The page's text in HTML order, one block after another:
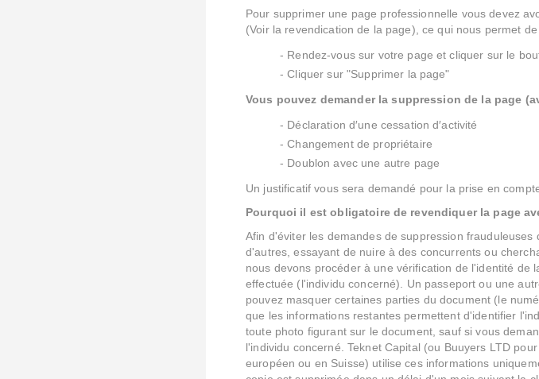
Pour supprimer une page professionnelle vous devez
(Voir la revendication de la page), ce qui nous permet de
- Rendez-vous sur votre page et cliquer sur le
- Cliquer sur "Supprimer la page"
Vous pouvez demander la suppression de la page
- Déclaration d′une cessation d′activité
- Changement de propriétaire
- Doublon avec une autre page
Un justificatif vous sera demandé pour la prise en
Pourquoi il est obligatoire de revendiquer la page
Afin d'éviter les demandes de suppression
d'autres, essayant de nuire à des concurrents ou
nous devons procéder à une vérification de l'identité de
effectuée (l'individu concerné). Un passeport ou une
pouvez masquer certaines parties du document (le
que les informations restantes permettent d'identifier
toute photo figurant sur le document, sauf si vous
l'individu concerné. Teknet Capital (ou Buuyers LTD
européen ou en Suisse) utilise ces informations